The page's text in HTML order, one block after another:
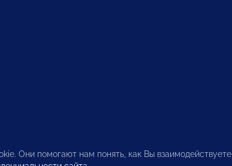
Они помогают нам понять, как Вы